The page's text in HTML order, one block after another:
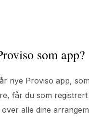
som app?
nye Proviso app,
får du som
alle dine